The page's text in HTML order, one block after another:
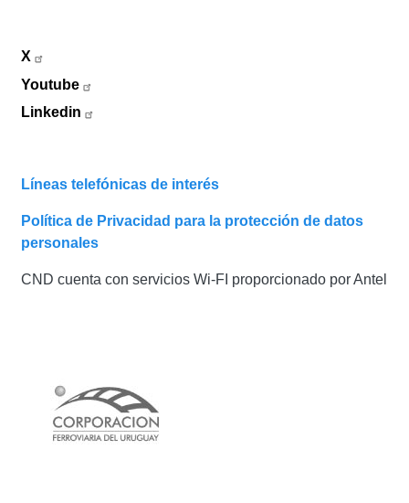
X
Youtube
Linkedin
Líneas telefónicas de interés
Política de Privacidad para la protección de datos
personales
CND cuenta con servicios Wi-FI proporcionado por Antel